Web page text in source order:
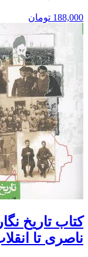
188,000 تومان
کتاب تاریخ
ناصری تا